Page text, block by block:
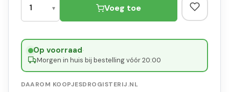
Voeg toe
Op voorraad·
Morgen in huis bij bestelling vóór 20:00
DAAROM KOOPJESDROGISTERIJ.NL